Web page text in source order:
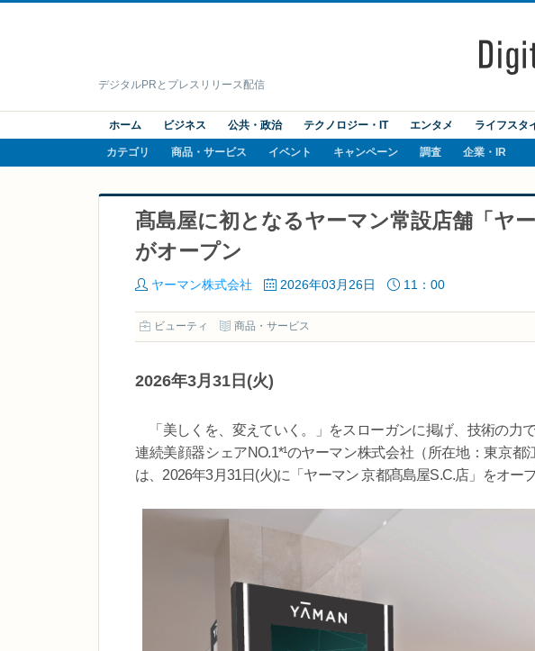
デジタルPRとプレスリリース配信
ホーム ビジネス 公共・政治 テクノロジー・IT エンタメ ライフスタ
カテゴリ 商品・サービス イベント キャンペーン 調査 企業・IR
髙島屋に初となるヤーマン常設店舗「ヤ
がオープン
ヤーマン株式会社 2026年03月26日 11：00
ビューティ 商品・サービス
2026年3月31日(火)
「美しくを、変えていく。」をスローガンに掲げ、技術の力
連続美顔器シェアNO.1*¹のヤーマン株式会社（所在地：東京都
は、2026年3月31日(火)に「ヤーマン 京都髙島屋S.C.店」をオー